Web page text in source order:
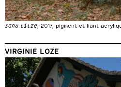
Sans titre, 2017, pigment et liant
VIRGINIE LOZE